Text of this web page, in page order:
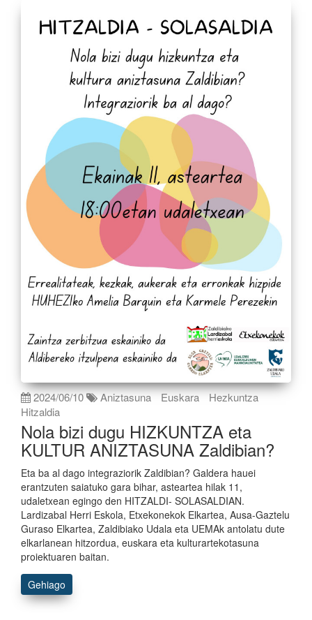
2024/06/10 Aniztasuna Euskara
Hezkuntza
Hitzaldia
Nola bizi dugu HIZKUNTZA eta
KULTUR ANIZTASUNA Zaldibian?
Eta ba al dago integraziorik Zaldibian? Galdera hauei
erantzuten saiatuko gara bihar, asteartea hilak 11,
udaletxean egingo den HITZALDI- SOLASALDIAN.
Lardizabal Herri Eskola, Etxekonekok Elkartea, Ausa-Gaztelu
Guraso Elkartea, Zaldibiako Udala eta UEMAk antolatu dute
elkarlanean hitzordua, euskara eta kulturartekotasuna
proiektuaren baitan.
Gehiago